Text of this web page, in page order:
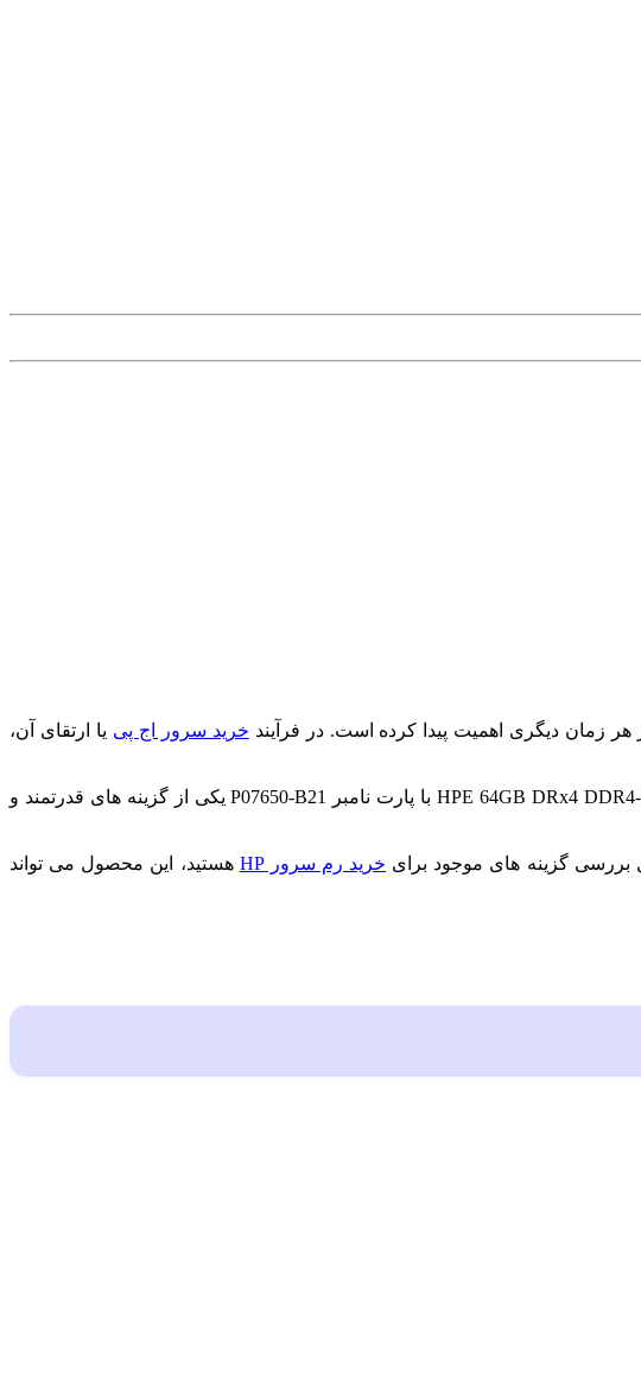
زمان دیگری اهمیت پیدا کرده است. در فرآیند خرید سرور اج پی یا ارتقای آن،
انتخاب یک رم با ظرفیت و سرعت بالا می تواند به طور مستقیم بر عملکرد سیستم تاثیر بگذارد. رم سرور HPE 64GB DRx4 DDR4-3200 Registered با پارت نامبر P07650-B21 یکی از گزینه های قدرتمند و
گزینه های موجود برای خرید رم سرور HP هستید، این محصول می تواند